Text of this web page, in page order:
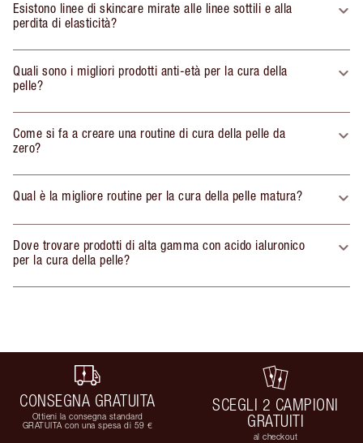
Esistono linee di skincare mirate alle linee sottili e alla
perdita di elasticità?
Quali sono i migliori prodotti anti-età per la cura della
pelle?
Come si fa a creare una routine di cura della pelle da
zero?
Qual è la migliore routine per la cura della pelle matura?
Dove trovare prodotti di alta gamma con acido ialuronico
per la cura della pelle?
CONSEGNA GRATUITA
Ottieni la consegna standard
GRATUITA con una spesa di 59 €
SCEGLI 2 CAMPIONI
GRATUITI
al checkout